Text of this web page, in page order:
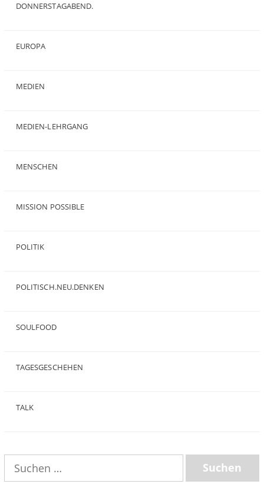
DONNERSTAGABEND.
EUROPA
MEDIEN
MEDIEN-LEHRGANG
MENSCHEN
MISSION POSSIBLE
POLITIK
POLITISCH.NEU.DENKEN
SOULFOOD
TAGESGESCHEHEN
TALK
nach: